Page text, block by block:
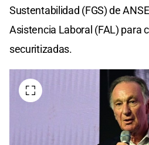
Sustentabilidad (FGS) de
Asistencia Laboral (FAL) para
securitizadas.